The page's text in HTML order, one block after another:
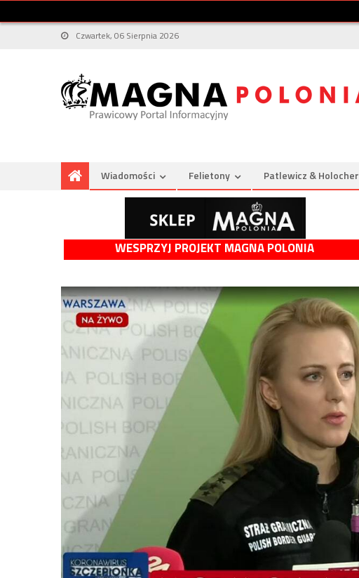
Czwartek, 06 Sierpnia 2026
Wiadomości Felietony Patlewicz & Holocher
WESPRZYJ PROJEKT MAGNA POLONIA